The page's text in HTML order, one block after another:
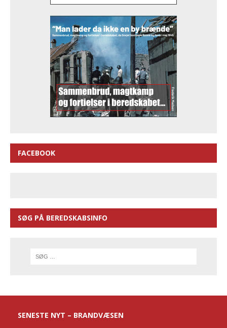
FACEBOOK
SØG PÅ BEREDSKABSINFO
SENESTE NYT – BRANDVÆSEN